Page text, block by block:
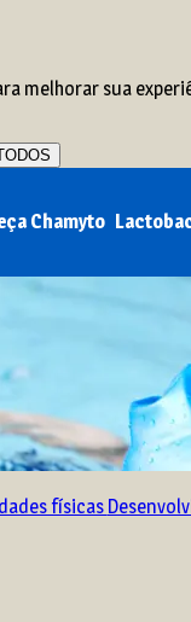
melhorar sua
Chamyto
físicas